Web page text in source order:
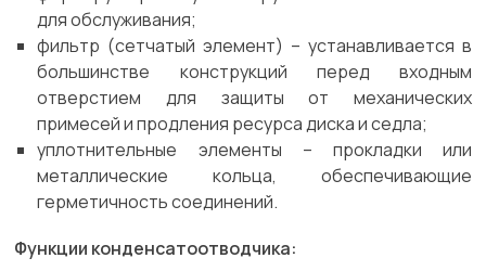
для обслуживания;
фильтр (сетчатый элемент) – устанавливается в
большинстве конструкций перед входным
отверстием для защиты от механических
примесей и продления ресурса диска и седла;
уплотнительные элементы – прокладки или
металлические кольца, обеспечивающие
герметичность соединений.
Функции конденсатоотводчика: